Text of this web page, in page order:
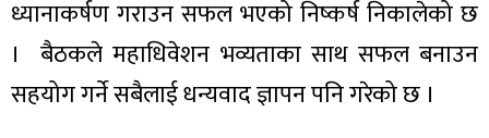
ध्यानाकर्षण गराउन सफल भएको निष्कर्ष निकालेको छ
। बैठकले महाधिवेशन भव्यताका साथ सफल बनाउन
सहयोग गर्ने सबैलाई धन्यवाद ज्ञापन पनि गरेको छ ।